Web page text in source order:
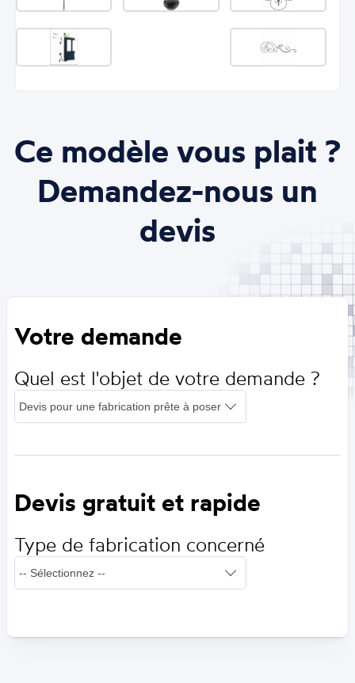
Ce modèle vous plait ?
Demandez-nous un
devis
Votre demande
Quel est l'objet de votre demande ?
Devis gratuit et rapide
Type de fabrication concerné